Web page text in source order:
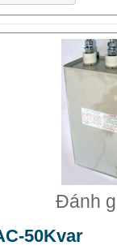
Đánh
50Kvar